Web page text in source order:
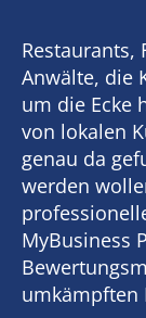
Restaurants,
Anwälte, die
um die Ecke
von lokalen
genau da
werden
MyBusiness
umkämpften